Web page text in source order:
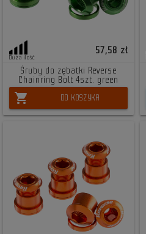
Duża ilość
57,58 zł
Śruby do zębatki Reverse
Chainring Bolt 4szt. green
shopping_cart DO KOSZYKA